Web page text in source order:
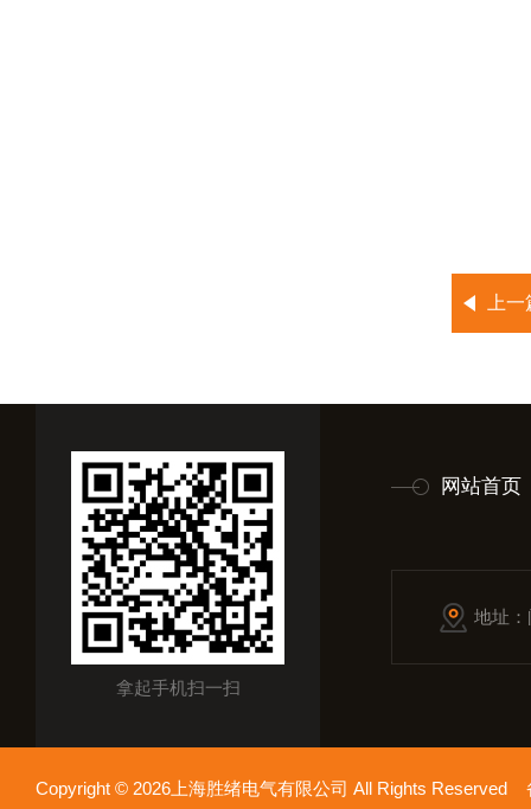
上
拿起手机扫一扫
网站首页
地址
Copyright © 2026上海胜绪电气有限公司 All Rights Reserved